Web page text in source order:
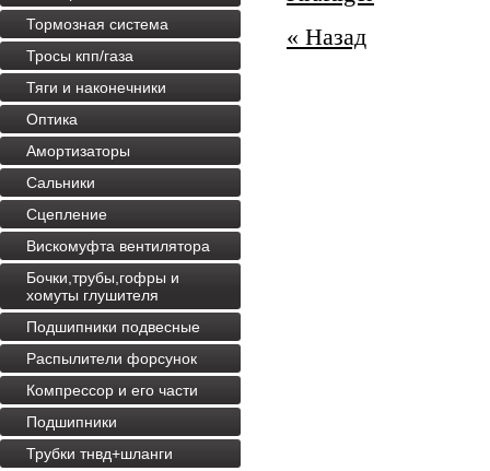
« Назад
Тормозная система
Тросы кпп/газа
Тяги и наконечники
Оптика
Амортизаторы
Сальники
Сцепление
Вискомуфта вентилятора
Бочки,трубы,гофры и
хомуты глушителя
Подшипники подвесные
Распылители форсунок
Компрессор и его части
Подшипники
Трубки тнвд+шланги